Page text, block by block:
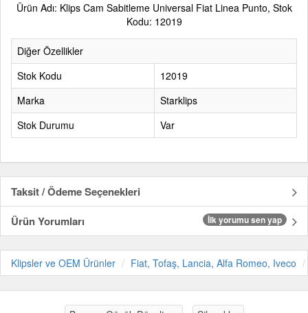
Ürün Adı: Klips Cam Sabitleme Universal Fiat Linea Punto, Stok
Kodu: 12019
Diğer Özellikler
Stok Kodu
12019
Marka
Starklips
Stok Durumu
Var
Taksit / Ödeme Seçenekleri
Ürün Yorumları
İlk yorumu sen yap
Klipsler ve OEM Ürünler Fiat, Tofaş, Lancia, Alfa Romeo, Iveco